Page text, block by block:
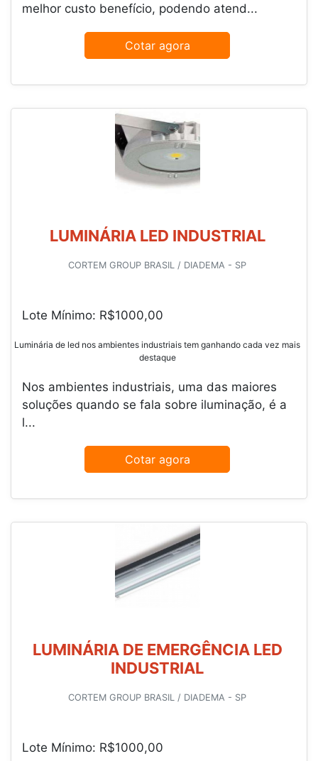
melhor custo benefício, podendo atend...
Cotar agora
LUMINÁRIA LED INDUSTRIAL
CORTEM GROUP BRASIL / DIADEMA - SP
Lote Mínimo: R$1000,00
Luminária de led nos ambientes industriais tem ganhando cada vez mais
destaque
Nos ambientes industriais, uma das maiores
soluções quando se fala sobre iluminação, é a
l...
Cotar agora
LUMINÁRIA DE EMERGÊNCIA LED
INDUSTRIAL
CORTEM GROUP BRASIL / DIADEMA - SP
Lote Mínimo: R$1000,00